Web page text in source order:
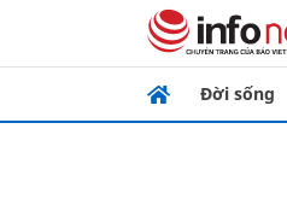
Đời sống